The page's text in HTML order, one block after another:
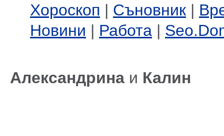
Хороскоп | Съновник |
Новини | Работа |
Александрина и Калин